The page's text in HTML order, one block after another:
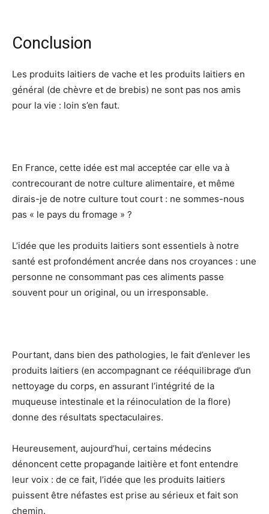
Conclusion
Les produits laitiers de vache et les produits laitiers en
général (de chèvre et de brebis) ne sont pas nos amis
pour la vie : loin s’en faut.
En France, cette idée est mal acceptée car elle va à
contrecourant de notre culture alimentaire, et même
dirais-je de notre culture tout court : ne sommes-nous
pas « le pays du fromage » ?
L’idée que les produits laitiers sont essentiels à notre
santé est profondément ancrée dans nos croyances : une
personne ne consommant pas ces aliments passe
souvent pour un original, ou un irresponsable.
Pourtant, dans bien des pathologies, le fait d’enlever les
produits laitiers (en accompagnant ce rééquilibrage d’un
nettoyage du corps, en assurant l’intégrité de la
muqueuse intestinale et la réinoculation de la flore)
donne des résultats spectaculaires.
Heureusement, aujourd’hui, certains médecins
dénoncent cette propagande laitière et font entendre
leur voix : de ce fait, l’idée que les produits laitiers
puissent être néfastes est prise au sérieux et fait son
chemin.